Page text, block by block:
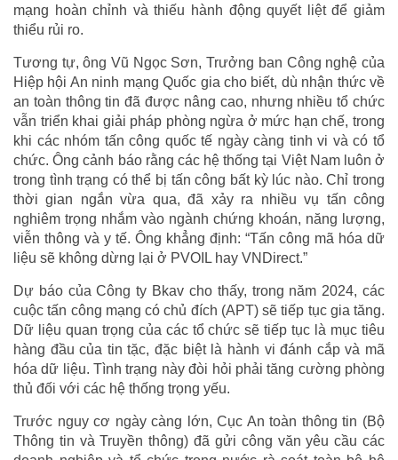
mạng hoàn chỉnh và thiếu hành động quyết liệt để giảm
thiểu rủi ro.
Tương tự, ông Vũ Ngọc Sơn, Trưởng ban Công nghệ của
Hiệp hội An ninh mạng Quốc gia cho biết, dù nhận thức về
an toàn thông tin đã được nâng cao, nhưng nhiều tổ chức
vẫn triển khai giải pháp phòng ngừa ở mức hạn chế, trong
khi các nhóm tấn công quốc tế ngày càng tinh vi và có tổ
chức. Ông cảnh báo rằng các hệ thống tại Việt Nam luôn ở
trong tình trạng có thể bị tấn công bất kỳ lúc nào. Chỉ trong
thời gian ngắn vừa qua, đã xảy ra nhiều vụ tấn công
nghiêm trọng nhắm vào ngành chứng khoán, năng lượng,
viễn thông và y tế. Ông khẳng định: “Tấn công mã hóa dữ
liệu sẽ không dừng lại ở PVOIL hay VNDirect.”
Dự báo của Công ty Bkav cho thấy, trong năm 2024, các
cuộc tấn công mạng có chủ đích (APT) sẽ tiếp tục gia tăng.
Dữ liệu quan trọng của các tổ chức sẽ tiếp tục là mục tiêu
hàng đầu của tin tặc, đặc biệt là hành vi đánh cắp và mã
hóa dữ liệu. Tình trạng này đòi hỏi phải tăng cường phòng
thủ đối với các hệ thống trọng yếu.
Trước nguy cơ ngày càng lớn, Cục An toàn thông tin (Bộ
Thông tin và Truyền thông) đã gửi công văn yêu cầu các